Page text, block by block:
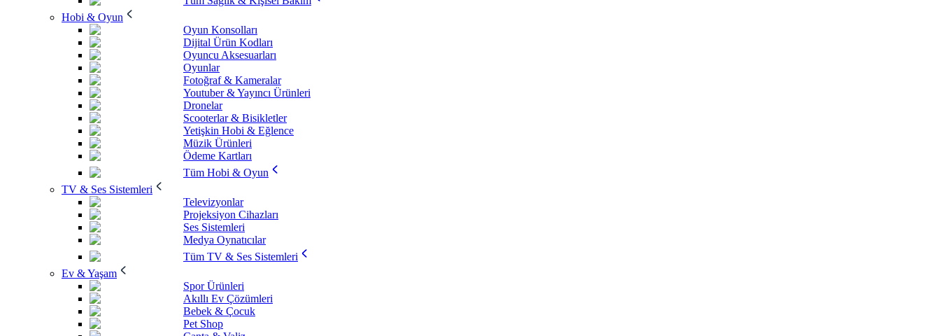
Hobi & Oyun
Oyun Konsolları
Dijital Ürün Kodları
Oyuncu Aksesuarları
Oyunlar
Fotoğraf & Kameralar
Youtuber & Yayıncı Ürünleri
Dronelar
Scooterlar & Bisikletler
Yetişkin Hobi & Eğlence
Müzik Ürünleri
Ödeme Kartları
Tüm Hobi & Oyun
TV & Ses Sistemleri
Televizyonlar
Projeksiyon Cihazları
Ses Sistemleri
Medya Oynatıcılar
Tüm TV & Ses Sistemleri
Ev & Yaşam
Spor Ürünleri
Akıllı Ev Çözümleri
Bebek & Çocuk
Pet Shop